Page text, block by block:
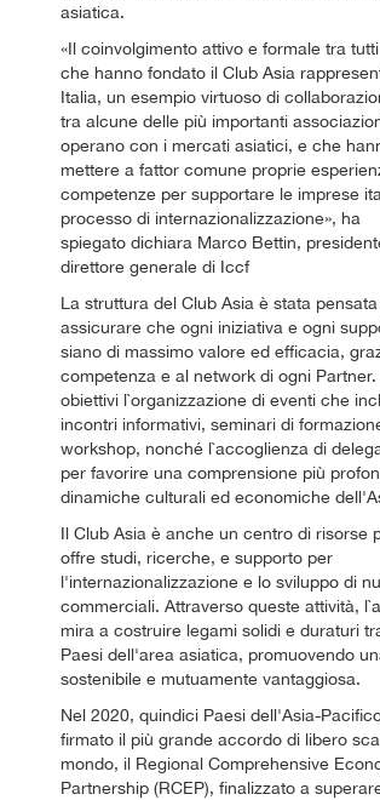
asiatica.
«Il coinvolgimento attivo e formale tra
che hanno fondato il Club Asia
Italia, un esempio virtuoso di
tra alcune delle più importanti
operano con i mercati asiatici, e che
mettere a fattor comune proprie
competenze per supportare le imprese
processo di internazionalizzazione», ha
spiegato dichiara Marco Bettin,
direttore generale di Iccf
La struttura del Club Asia è stata
assicurare che ogni iniziativa e ogni
siano di massimo valore ed efficacia,
competenza e al network di ogni Partner.
obiettivi l`organizzazione di eventi che
incontri informativi, seminari di
workshop, nonché l`accoglienza di
per favorire una comprensione più
dinamiche culturali ed economiche
Il Club Asia è anche un centro di risorse
offre studi, ricerche, e supporto per
l'internazionalizzazione e lo sviluppo di
commerciali. Attraverso queste attività,
mira a costruire legami solidi e duraturi
Paesi dell'area asiatica, promuovendo
sostenibile e mutuamente vantaggiosa.
Nel 2020, quindici Paesi dell'Asia-
firmato il più grande accordo di libero
mondo, il Regional Comprehensive
Partnership (RCEP), finalizzato a